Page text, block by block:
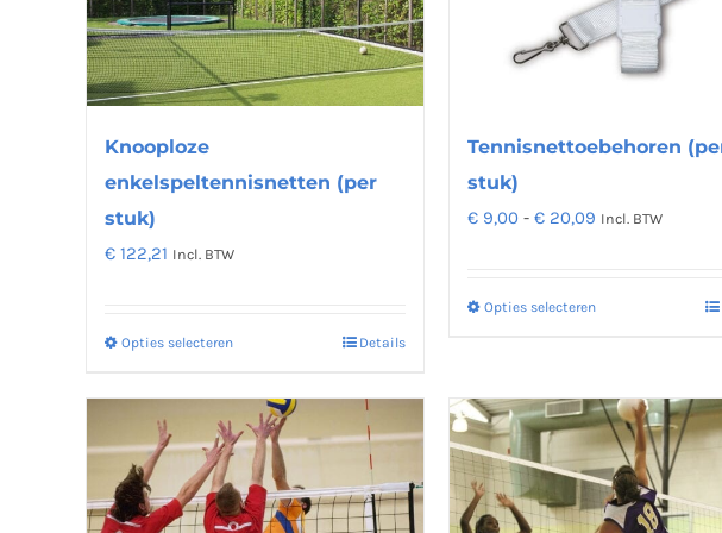
kan
gekozen
worden
productpagina
gekozen
worden
productpagina
Knooploze
enkelspeltennisnetten (per
stuk)
€ 122,21 Incl. BTW
Opties selecterenDit
heeft
meerdere
variaties.
Deze
Details
Tennisnettoebehoren
stuk)
€ 9,00 - € 20,09 Prijsklasse:
€ 20,09
Incl. BTW
Opties selecterenDit
meerdere
variaties.
Deze
optie